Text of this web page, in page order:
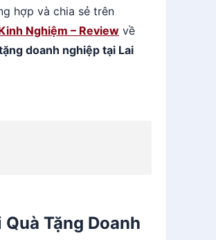
hợp và chia sẻ trên
Nghiệm – Review về
doanh nghiệp tại Lai
Quà Tặng Doanh